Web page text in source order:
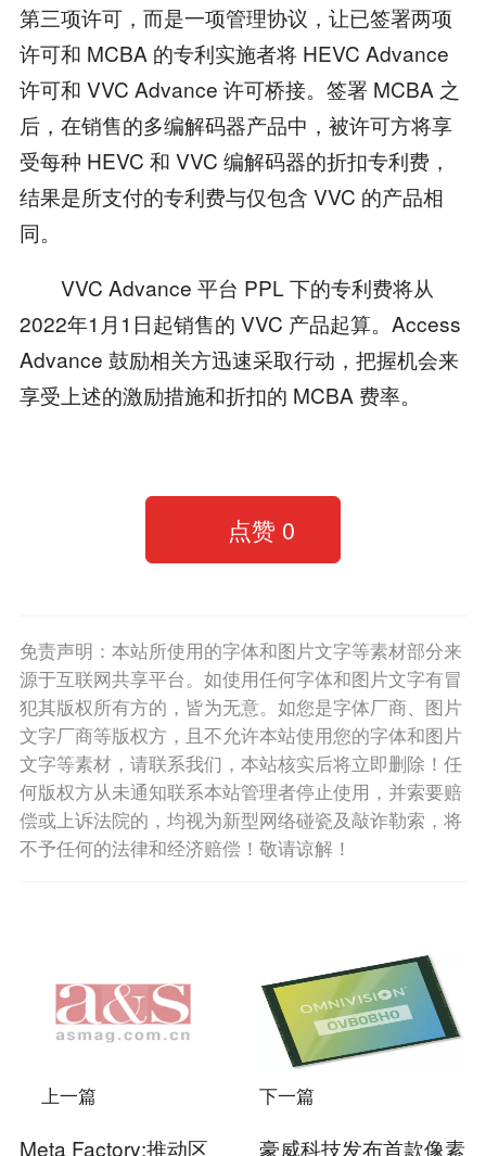
第三项许可，而是一项管理协议，让已签署两项
许可和 MCBA 的专利实施者将 HEVC Advance
许可和 VVC Advance 许可桥接。签署 MCBA 之
后，在销售的多编解码器产品中，被许可方将享
受每种 HEVC 和 VVC 编解码器的折扣专利费，
结果是所支付的专利费与仅包含 VVC 的产品相
同。
VVC Advance 平台 PPL 下的专利费将从
2022年1月1日起销售的 VVC 产品起算。Access
Advance 鼓励相关方迅速采取行动，把握机会来
享受上述的激励措施和折扣的 MCBA 费率。
点赞 0
免责声明：本站所使用的字体和图片文字等素材部分来
源于互联网共享平台。如使用任何字体和图片文字有冒
犯其版权所有方的，皆为无意。如您是字体厂商、图片
文字厂商等版权方，且不允许本站使用您的字体和图片
文字等素材，请联系我们，本站核实后将立即删除！任
何版权方从未通知联系本站管理者停止使用，并索要赔
偿或上诉法院的，均视为新型网络碰瓷及敲诈勒索，将
不予任何的法律和经济赔偿！敬请谅解！
上一篇
Meta Factory:推动区
下一篇
豪威科技发布首款像素